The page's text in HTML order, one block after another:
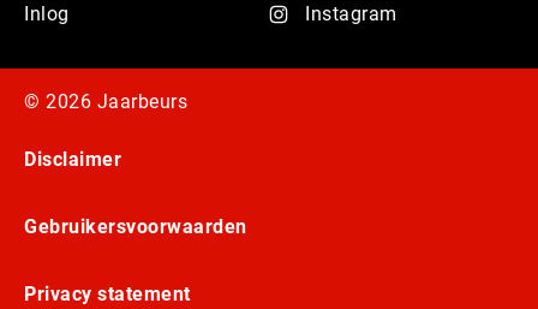
Inlog Instagram
© 2026 Jaarbeurs
Disclaimer
Gebruikersvoorwaarden
Privacy statement